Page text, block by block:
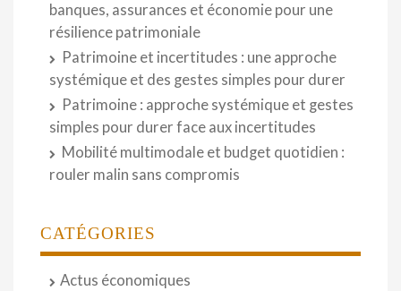
banques, assurances et économie pour une
résilience patrimoniale
Patrimoine et incertitudes : une approche
systémique et des gestes simples pour durer
Patrimoine : approche systémique et gestes
simples pour durer face aux incertitudes
Mobilité multimodale et budget quotidien :
rouler malin sans compromis
CATÉGORIES
Actus économiques